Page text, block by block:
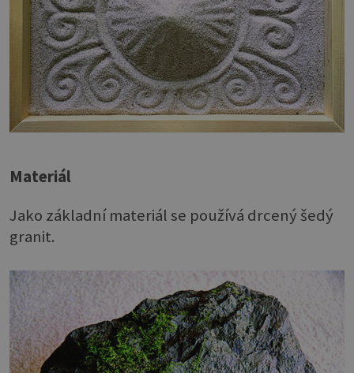
Materiál
Jako základní materiál se používá drcený šedý
granit.